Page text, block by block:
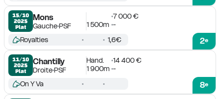
15/10
2025
Plat
Mons
GauchePSF
7 000 €
1 500m -
2e
Royalties 1,6€
11/10
2025
Plat
Chantilly
DroitePSF
Hand.
14 400 €
1 900m -
8e
On Y Va